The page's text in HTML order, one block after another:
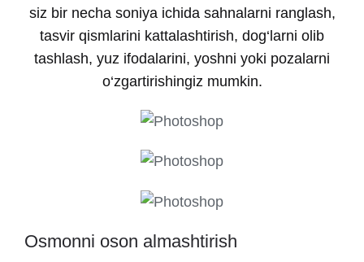
siz bir necha soniya ichida sahnalarni ranglash,
tasvir qismlarini kattalashtirish, dog‘larni olib
tashlash, yuz ifodalarini, yoshni yoki pozalarni
o‘zgartirishingiz mumkin.
Osmonni oson almashtirish